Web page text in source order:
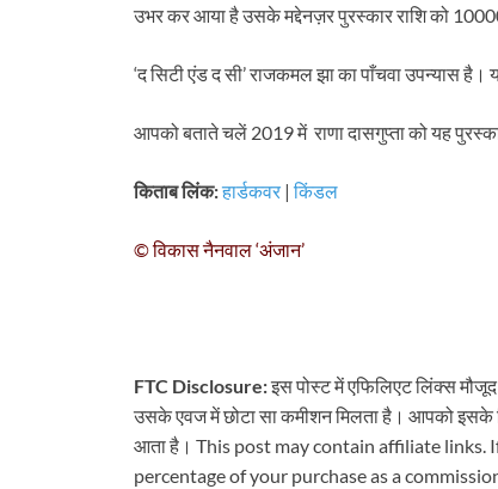
उभर कर आया है उसके मद्देनज़र पुरस्कार राशि को
‘द सिटी एंड द सी’ राजकमल झा का पाँचवा उपन्यास है।
आपको बताते चलें 2019 में राणा दासगुप्ता को यह
किताब लिंक:हार्डकवर |किंडल
© विकास नैनवाल ‘अंजान’
FTC Disclosure:इस पोस्ट में एफिलिएट लिंक्स
उसके एवज में छोटा सा कमीशन मिलता है। आपको इसके
आता है। This post may contain affiliate links.
percentage of your purchase as a